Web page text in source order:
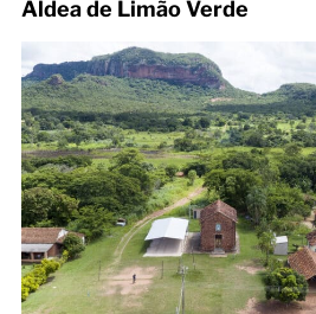
Aldea de Limão Verde